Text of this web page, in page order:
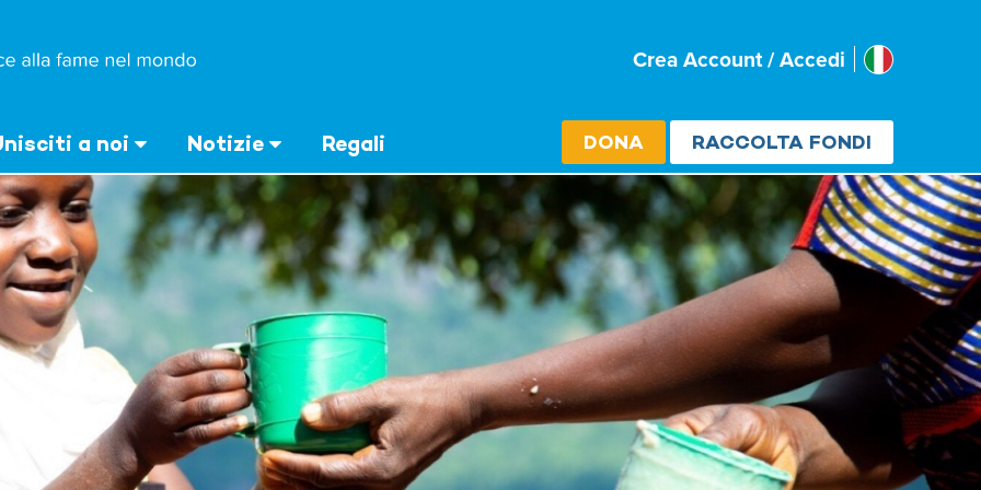
Crea Account / Accedi Select
Italia
a noi Notizie Regali DONA RACCOLTA FONDI